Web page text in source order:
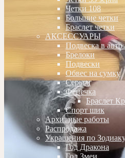
Четки 108
Большие четки
Браслет четки
АКСЕССУАРЫ
Подвеска в
Брелоки
Подвески
Обвес на сумку
Серьги
Фенечка
Браслет
Спорт шик
Архивные работы
Распродажа
Украшения по
Год Дракона
Год Змеи